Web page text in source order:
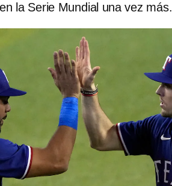
la Serie Mundial una vez más.